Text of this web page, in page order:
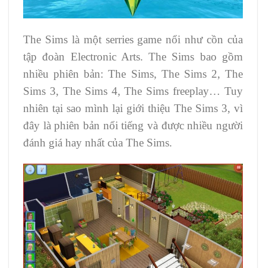
The Sims là một serries game nổi như cồn của
tập đoàn Electronic Arts. The Sims bao gồm
nhiều phiên bản: The Sims, The Sims 2, The
Sims 3, The Sims 4, The Sims freeplay… Tuy
nhiên tại sao mình lại giới thiệu The Sims 3, vì
đây là phiên bản nổi tiếng và được nhiều người
đánh giá hay nhất của The Sims.